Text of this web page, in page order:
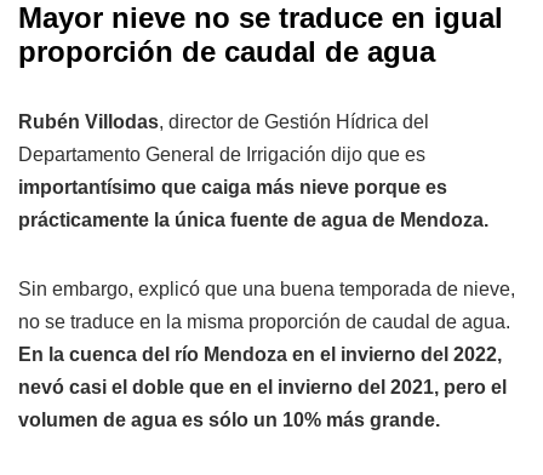
Mayor nieve no se traduce en igual
proporción de caudal de agua
Rubén Villodas, director de Gestión Hídrica del
Departamento General de Irrigación dijo que es
importantísimo que caiga más nieve porque es
prácticamente la única fuente de agua de Mendoza.
Sin embargo, explicó que una buena temporada de nieve,
no se traduce en la misma proporción de caudal de agua.
En la cuenca del río Mendoza en el invierno del 2022,
nevó casi el doble que en el invierno del 2021, pero el
volumen de agua es sólo un 10% más grande.